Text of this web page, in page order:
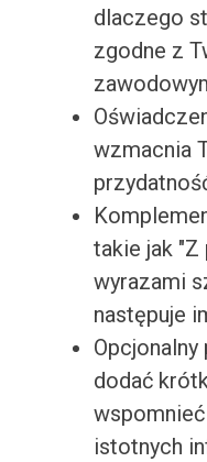
dlaczego
zgodne z
wzmacnia
takie jak "Z
wyrazami
następuje
Opcjonalny
dodać
istotnych